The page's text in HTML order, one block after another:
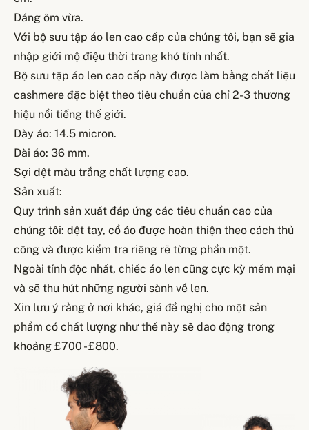
Dáng ôm vừa.
Với bộ sưu tập áo len cao cấp của chúng tôi, bạn sẽ gia
nhập giới mộ điệu thời trang khó tính nhất.
Bộ sưu tập áo len cao cấp này được làm bằng chất liệu
cashmere đặc biệt theo tiêu chuẩn của chỉ 2-3 thương
hiệu nổi tiếng thế giới.
Dày áo: 14.5 micron.
Dài áo: 36 mm.
Sợi dệt màu trắng chất lượng cao.
Sản xuất:
Quy trình sản xuất đáp ứng các tiêu chuẩn cao của
chúng tôi: dệt tay, cổ áo được hoàn thiện theo cách thủ
công và được kiểm tra riêng rẽ từng phần một.
Ngoài tính độc nhất, chiếc áo len cũng cực kỳ mềm mại
và sẽ thu hút những người sành về len.
Xin lưu ý rằng ở nơi khác, giá đề nghị cho một sản
phẩm có chất lượng như thế này sẽ dao động trong
khoảng £700 - £800.